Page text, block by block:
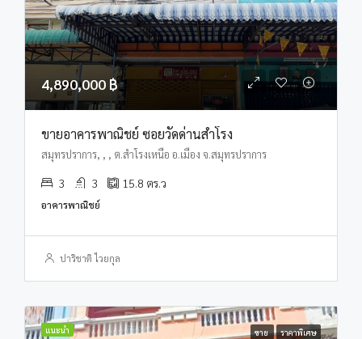
4,890,000 ฿
ขายอาคารพาณิชย์ ซอยวัดด่านสำโรง
สมุทรปราการ, , , ต.สำโรงเหนือ อ.เมือง จ.สมุทรปราการ
3 3 15.8 ตร.ว
อาคารพาณิชย์
ปาริชาติ ไวยกุล
แนะนำ ขาย ราคาพิเศษ